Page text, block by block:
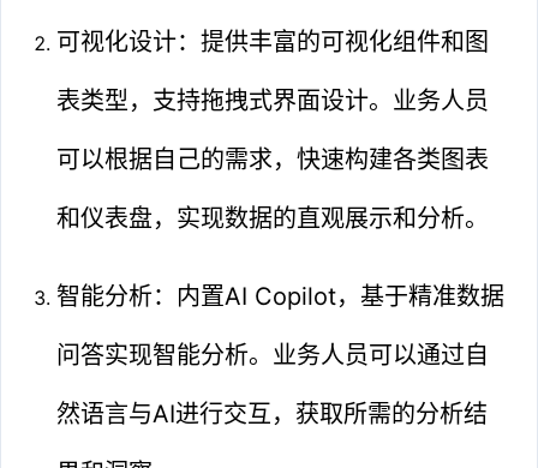
可视化设计：提供丰富的可视化组件和图
表类型，支持拖拽式界面设计。业务人员
可以根据自己的需求，快速构建各类图表
和仪表盘，实现数据的直观展示和分析。
智能分析：内置AI Copilot，基于精准数据
问答实现智能分析。业务人员可以通过自
然语言与AI进行交互，获取所需的分析结